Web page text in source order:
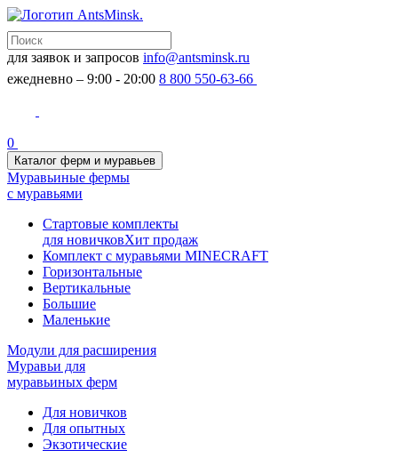
для заявок и запросов info@antsminsk.ru
ежедневно – 9:00 - 20:00 8 800 550-63-66
0
Каталог ферм и муравьев
Муравьиные фермы
с муравьями
Стартовые комплекты
для новичковХит продаж
Комплект с муравьями MINECRAFT
Горизонтальные
Вертикальные
Большие
Маленькие
Модули для расширения
Муравьи для
муравьиных ферм
Для новичков
Для опытных
Экзотические